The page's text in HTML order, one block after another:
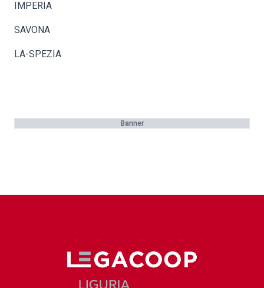
IMPERIA
SAVONA
LA-SPEZIA
Banner